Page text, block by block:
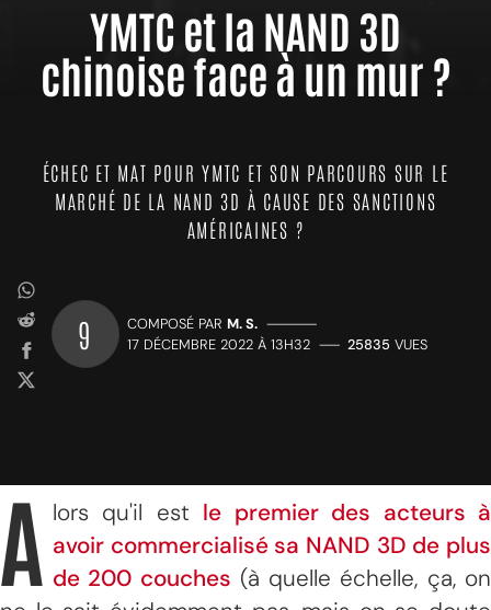
YMTC et la NAND 3D
chinoise face à un mur ?
ÉCHEC ET MAT POUR YMTC ET SON PARCOURS SUR LE
MARCHÉ DE LA NAND 3D À CAUSE DES SANCTIONS
AMÉRICAINES ?
9 COMPOSÉ PAR M. S. —————
17 DÉCEMBRE 2022 À 13H32 —— 25835 VUES
A lors qu'il est le premier des acteurs à
avoir commercialisé sa NAND 3D de plus
de 200 couches (à quelle échelle, ça, on